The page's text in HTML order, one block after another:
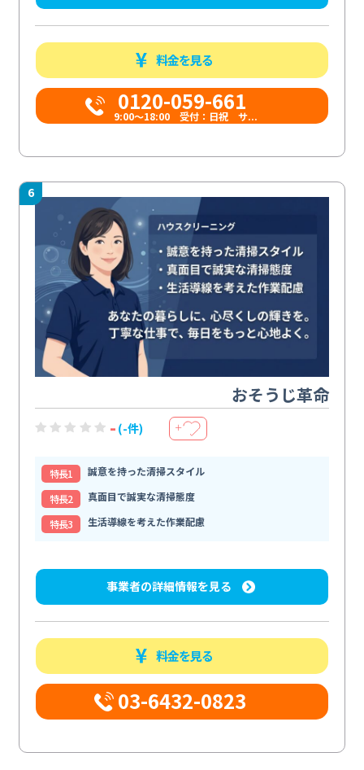
料金を見る
0120-059-661
9:00〜18:00 受付：日祝 サ...
6
おそうじ革命
- (-件) ＋
特⻑1
誠意を持った清掃スタイル
特⻑2
真面目で誠実な清掃態度
特⻑3
生活導線を考えた作業配慮
事業者の詳細情報を見る
料金を見る
03-6432-0823